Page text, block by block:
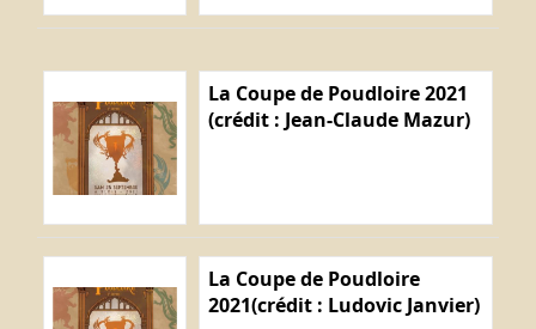
La Coupe de Poudloire 2021
(crédit : Jean-Claude Mazur)
La Coupe de Poudloire
2021(crédit : Ludovic Janvier)